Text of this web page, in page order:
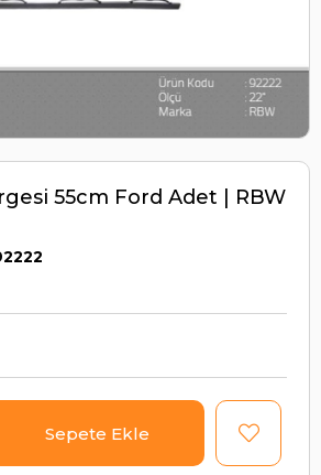
55cm Ford Adet | RBW